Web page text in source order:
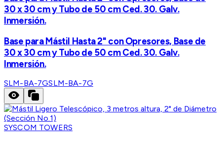
30 x 30 cm y Tubo de 50 cm Ced. 30. Galv.
Inmersión.
Base para Mástil Hasta 2" con Opresores, Base de
30 x 30 cm y Tubo de 50 cm Ced. 30. Galv.
Inmersión.
SLM-BA-7GSLM-BA-7G
SYSCOM TOWERS